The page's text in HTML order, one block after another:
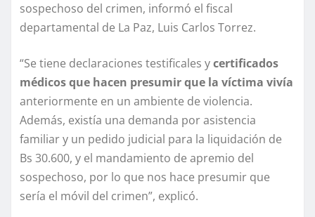
sospechoso del crimen, informó el fiscal
departamental de La Paz, Luis Carlos Torrez.
“Se tiene declaraciones testificales ycertificados
médicos que hacen presumir que la víctima vivía
anteriormente en un ambiente de violencia.
Además, existía una demanda por asistencia
familiar y un pedido judicial para la liquidación de
Bs 30.600, y el mandamiento de apremio del
sospechoso, por lo que nos hace presumir que
sería el móvil del crimen”, explicó.